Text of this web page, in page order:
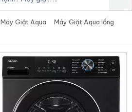
Máy Giặt Aqua
Máy Giặt Aqua lồng